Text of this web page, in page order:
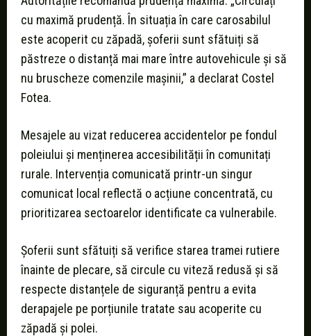
cu maximă prudență. În situația în care carosabilul
este acoperit cu zăpadă, șoferii sunt sfătuiți să
păstreze o distanță mai mare între autovehicule și să
nu bruscheze comenzile mașinii,” a declarat Costel
Fotea.
Mesajele au vizat reducerea accidentelor pe fondul
poleiului și menținerea accesibilității în comunitați
rurale. Intervenția comunicată printr-un singur
comunicat local reflectă o acțiune concentrată, cu
prioritizarea sectoarelor identificate ca vulnerabile.
Șoferii sunt sfătuiți să verifice starea tramei rutiere
înainte de plecare, să circule cu viteză redusă și să
respecte distanțele de siguranță pentru a evita
derapajele pe porțiunile tratate sau acoperite cu
zăpadă și polei.